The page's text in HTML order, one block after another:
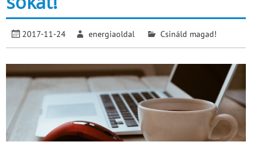
2017-11-24 energiaoldal Csináld magad!